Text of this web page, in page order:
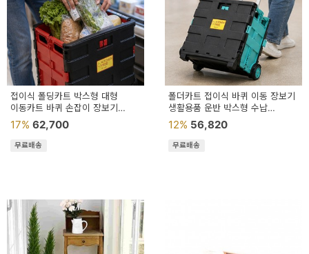
접이식 폴딩카트 박스형 대형
이동카트 바퀴 손잡이 장보기
보관카트
17% 62,700
무료배송
폴더카트 접이식 바퀴 이동 장보기
생활용품 운반 박스형 수납
민트포인트
12% 56,820
무료배송